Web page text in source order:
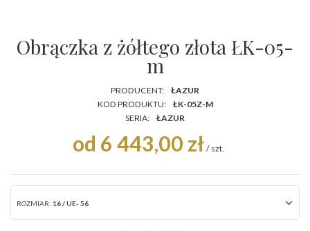
Obrączka z żółtego złota ŁK-05-
m
PRODUCENT:
ŁAZUR
KOD PRODUKTU:
ŁK-05Z-M
SERIA:
ŁAZUR
od 6 443,00 zł / szt.
ROZMIAR: 16 / UE- 56